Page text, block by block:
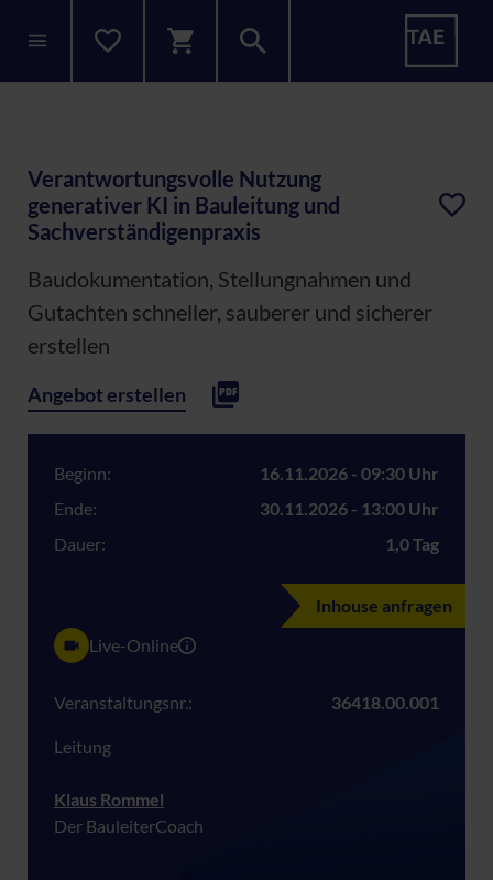
Verantwortungsvolle Nutzung
generativer KI in Bauleitung und
Sachverständigenpraxis
Baudokumentation, Stellungnahmen und
Gutachten schneller, sauberer und sicherer
erstellen
Angebot erstellen
Beginn:
16.11.2026 - 09:30 Uhr
Ende:
30.11.2026 - 13:00 Uhr
Dauer:
1,0 Tag
Inhouse anfragen
Live-Online
Veranstaltungsnr.: 36418.00.001
Leitung
Klaus Rommel
Der BauleiterCoach